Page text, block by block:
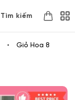
Tìm kiếm
•
Giỏ Hoa 8